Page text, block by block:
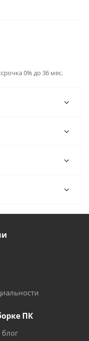
0% до 36 мес.
ПК